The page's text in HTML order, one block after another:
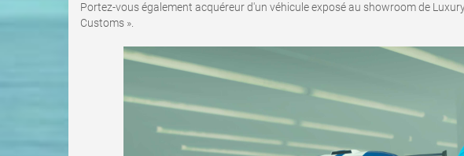
Portez-vous également acquéreur d'un véhicule exposé au showroom de
Customs ».